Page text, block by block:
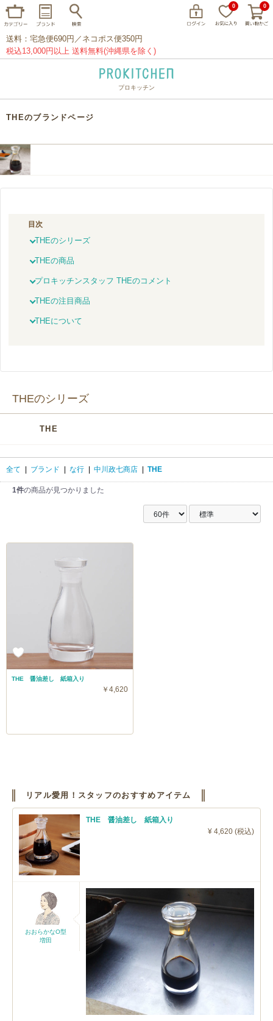
0 0
家事問屋
プレート グラス カトラリー
送料：宅急便690円／ネコポス便350円
税込13,000円以上 送料無料(沖縄県を除く)
プロキッチン
THEのブランドページ
目次
THEのシリーズ
THEの商品
プロキッチンスタッフ THEのコメント
THEの注目商品
THEについて
THEのシリーズ
THE
全て | ブランド | な行 | 中川政七商店 | THE
1件の商品が見つかりました
THE 醤油差し 紙箱入り
￥4,620
リアル愛用！スタッフのおすすめアイテム
THE 醤油差し 紙箱入り
¥ 4,620 (税込)
おおらかなO型
増田